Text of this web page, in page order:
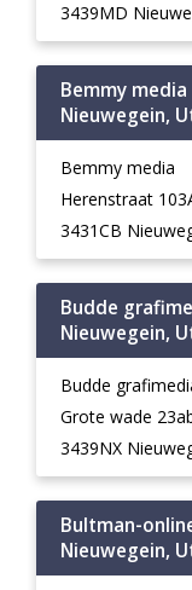
3439MD
Bemmy media
Nieuwegein,
Bemmy media
Herenstraat
3431CB
Budde
Nieuwegein,
Budde
Grote wade
3439NX
Bultman-
Nieuwegein,